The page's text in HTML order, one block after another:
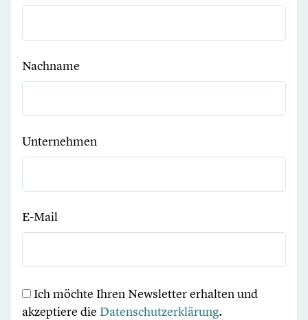
Nachname
Unternehmen
E-Mail
Ich möchte Ihren Newsletter erhalten und
akzeptiere die Datenschutzerklärung.